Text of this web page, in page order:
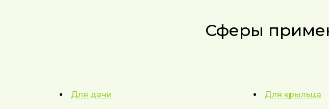
Сферы
Для дачи Для крыльца